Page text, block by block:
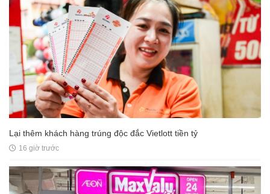
Không phải Sa Pa, Việt Nam có 1 nơi mát mẻ quanh năm, chỉ từ
18 độ C, được đánh giá là vương quốc của các loài lan